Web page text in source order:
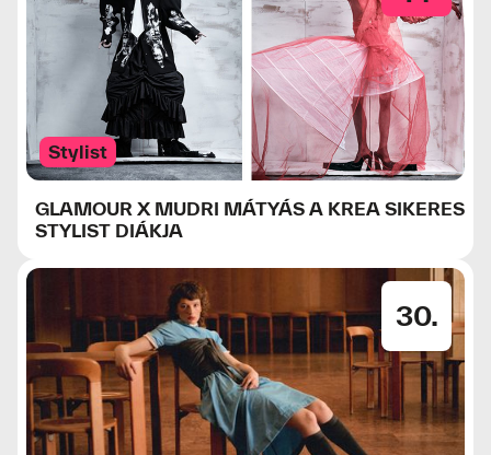
Stylist
GLAMOUR X MUDRI MÁTYÁS A KREA SIKERES
STYLIST DIÁKJA
30.